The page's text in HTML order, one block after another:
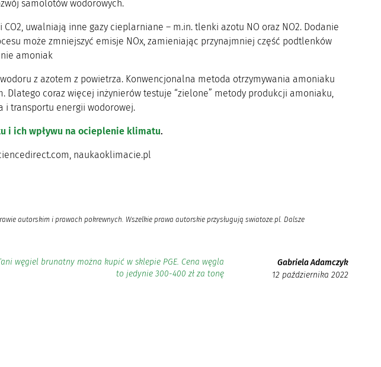
samolotów wodorowych.
uwalniają inne gazy cieplarniane – m.in. tlenki azotu NO oraz NO2. Dodanie
może zmniejszyć emisje NOx, zamieniając przynajmniej część podtlenków
amoniak
z azotem z powietrza. Konwencjonalna metoda otrzymywania amoniaku
Dlatego coraz więcej inżynierów testuje “zielone” metody produkcji amoniaku,
i transportu energii wodorowej.
i ich wpływu na ocieplenie klimatu.
naukaoklimacie.pl
autorskim i prawach pokrewnych. Wszelkie prawa autorskie przysługują swiatoze.pl. Dalsze
węgiel brunatny można kupić w sklepie PGE. Cena węgla
to jedynie 300-400 zł za tonę
Gabriela Adamczyk
12 października 2022